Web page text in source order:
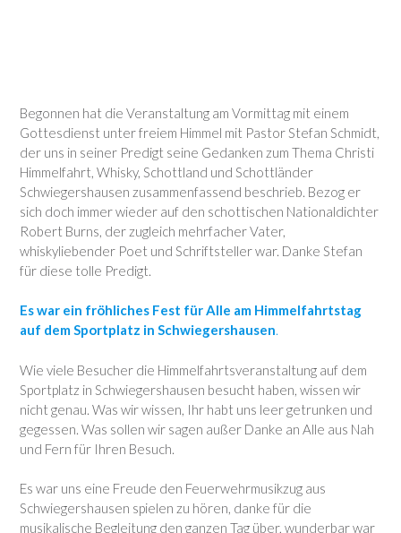
Begonnen hat die Veranstaltung am Vormittag mit einem
Gottesdienst unter freiem Himmel mit Pastor Stefan Schmidt,
der uns in seiner Predigt seine Gedanken zum Thema Christi
Himmelfahrt, Whisky, Schottland und Schottländer
Schwiegershausen zusammenfassend beschrieb. Bezog er
sich doch immer wieder auf den schottischen Nationaldichter
Robert Burns, der zugleich mehrfacher Vater,
whiskyliebender Poet und Schriftsteller war. Danke Stefan
für diese tolle Predigt.
Es war ein fröhliches Fest für Alle am Himmelfahrtstag
auf dem Sportplatz in Schwiegershausen.
Wie viele Besucher die Himmelfahrtsveranstaltung auf dem
Sportplatz in Schwiegershausen besucht haben, wissen wir
nicht genau. Was wir wissen, Ihr habt uns leer getrunken und
gegessen. Was sollen wir sagen außer Danke an Alle aus Nah
und Fern für Ihren Besuch.
Es war uns eine Freude den Feuerwehrmusikzug aus
Schwiegershausen spielen zu hören, danke für die
musikalische Begleitung den ganzen Tag über, wunderbar war